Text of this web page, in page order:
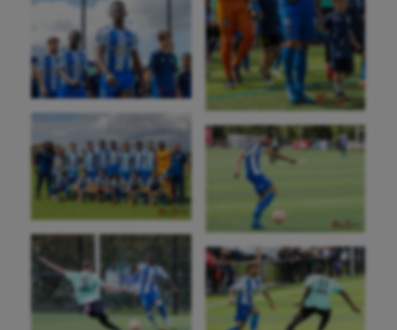
Aéronautique
Athlétisme
Auto
Aviron
Balle à la main
Ballon au poing
Baseball
Billard
Boules lyonnaises